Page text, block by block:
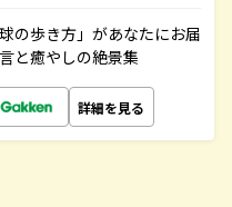
の歩き方」があなたにお届
と癒やしの絶景集
詳細を見る